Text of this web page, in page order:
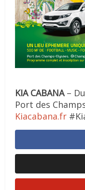
KIA CABANA–
Port des
Kiacabana.fr